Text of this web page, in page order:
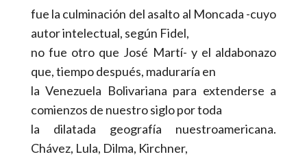
fue la culminación del asalto al Moncada -cuyo
autor intelectual, según Fidel,
no fue otro que José Martí- y el aldabonazo
que, tiempo después, maduraría en
la Venezuela Bolivariana para extenderse a
comienzos de nuestro siglo por toda
la dilatada geografía nuestroamericana.
Chávez, Lula, Dilma, Kirchner,